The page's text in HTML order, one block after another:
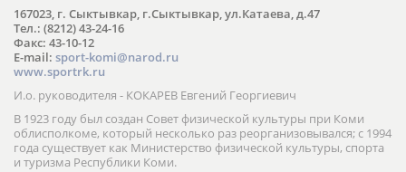
167023, г. Сыктывкар, г.Сыктывкар, ул.Катаева, д.47
Тел.: (8212) 43-24-16
Факс: 43-10-12
E-mail: sport-komi@narod.ru
www.sportrk.ru
И.о. руководителя - КОКАРЕВ Евгений Георгиевич
В 1923 году был создан Совет физической культуры при Коми
облисполкоме, который несколько раз реорганизовывался; с 1994
года существует как Министерство физической культуры, спорта
и туризма Республики Коми.